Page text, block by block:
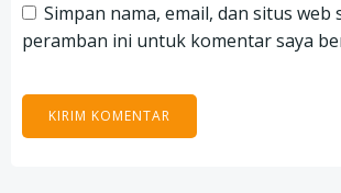
Simpan nama, email, dan situs web
peramban ini untuk komentar saya